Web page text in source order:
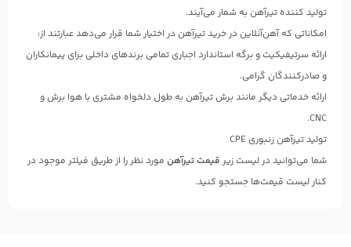
تولید کننده تیرآهن به شمار می‌آیند.
امکاناتی که آهن‌آنلاین در خرید تیرآهن در اختیار شما قرار می‌دهد عبارتند از:
ارائه سرتیفیکیت و برگه استاندارد اجباری تمامی برندهای داخلی برای پیمانکاران
و صادرکنندگان گرامی.
ارائه خدماتی دیگر مانند برش تیرآهن به طول دلخواه مشتری با هوا برش و
CNC.
تولید تیرآهن زنبوری CPE
شما می‌توانید در لیست زیر قیمت تیرآهن مورد نظر را از طریق فیلتر موجود در
کنار لیست قیمت‌ها جستجو کنید.